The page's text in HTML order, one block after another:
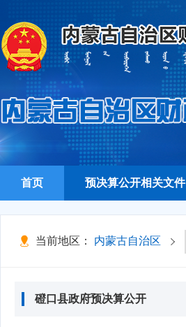
首页 预决算公开相关文件
当前地区： 内蒙古自治区
磴口县政府预决算公开